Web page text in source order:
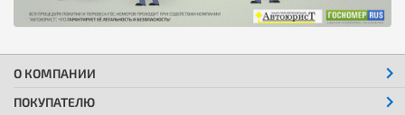
О КОМПАНИИ
ПОКУПАТЕЛЮ